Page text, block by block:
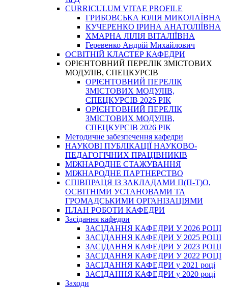
CURRICULUM VITAE PROFILE
ГРИБОВСЬКА ЮЛІЯ МИКОЛАЇВНА
КУЧЕРЕНКО ІРИНА АНАТОЛІЇВНА
ХМАРНА ЛІЛІЯ ВІТАЛІЇВНА
Геревенко Андрій Михайлович
ОСВІТНІЙ КЛАСТЕР КАФЕДРИ
ОРІЄНТОВНИЙ ПЕРЕЛІК ЗМІСТОВИХ
МОДУЛІВ, СПЕЦКУРСІВ
ОРІЄНТОВНИЙ ПЕРЕЛІК
ЗМІСТОВИХ МОДУЛІВ,
СПЕЦКУРСІВ 2025 РІК
ОРІЄНТОВНИЙ ПЕРЕЛІК
ЗМІСТОВИХ МОДУЛІВ,
СПЕЦКУРСІВ 2026 РІК
Методичне забезпечення кафедри
НАУКОВІ ПУБЛІКАЦІЇ НАУКОВО-
ПЕДАГОГІЧНИХ ПРАЦІВНИКІВ
МІЖНАРОДНЕ СТАЖУВАННЯ
МІЖНАРОДНЕ ПАРТНЕРСТВО
СПІВПРАЦЯ ІЗ ЗАКЛАДАМИ П(П-Т)О,
ОСВІТНІМИ УСТАНОВАМИ ТА
ГРОМАДСЬКИМИ ОРГАНІЗАЦІЯМИ
ПЛАН РОБОТИ КАФЕДРИ
Засідання кафедри
ЗАСІДАННЯ КАФЕДРИ У 2026 РОЦІ
ЗАСІДАННЯ КАФЕДРИ У 2025 РОЦІ
ЗАСІДАННЯ КАФЕДРИ У 2023 РОЦІ
ЗАСІДАННЯ КАФЕДРИ У 2022 РОЦІ
ЗАСІДАННЯ КАФЕДРИ у 2021 році
ЗАСІДАННЯ КАФЕДРИ у 2020 році
Заходи